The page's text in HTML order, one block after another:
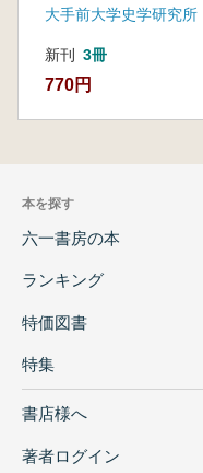
大手前大学史学研究所
新刊 3冊
770円
本を探す
六一書房の本
ランキング
特価図書
特集
書店様へ
著者ログイン